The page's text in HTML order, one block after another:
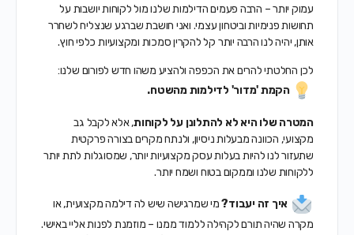
עמוק יותר – הרבה פעמים הדילמות שלנו מול לקוחות יושבות על
תחושות פנימיות וביטחון עצמי. ואני חושבת שברגע שנצליח לשחרר
אותן, יהיה לנו הרבה יותר קל להקרין סמכות ומקצועיות כלפי חוץ.
לכן החלטתי להרים את הכפפה ולהציע משהו חדש לפורום שלנו:
הקמת 'מדור' לדילמות מהשטח.
המטרה שלו היא לא להתלונן על לקוחות, אלא לקבל גב
מקצועי, הכוונה מבעלות ניסיון, ולנתח מקרים בצורה פרקטית
שתעזור לנו להיות בעלות עסק מקצועיות יותר, שמסוגלות לתת יותר
ללקוחות שלנו וממקום בטוח ושמח יותר.
איך זה יעבוד?מי שמרגישה שיש לה דילמה מקצועית, או
מקרה שהיה תורם לקהילה ללמוד ממנו – מוזמנת לפנות אליי באישי.